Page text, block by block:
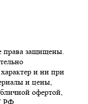
защищены.
и ни при
и цены,
офертой,
РФ.